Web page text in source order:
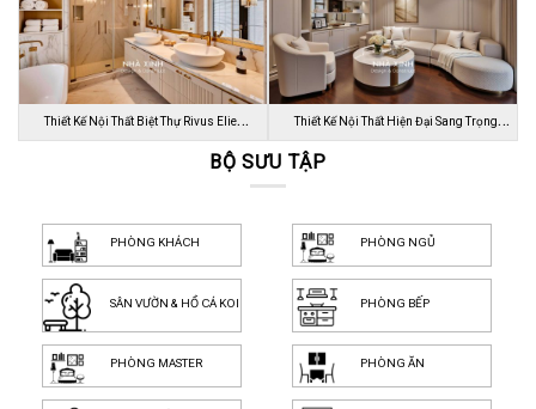
Thiết Kế Nội Thất Biệt Thự Rivus Elie Thiết Kế Nội Thất Hiện Đại Sang Trọng
Dự…
BỘ SƯU TẬP
PHÒNG KHÁCH PHÒNG NGỦ
SÂN VƯỜN & HỒ CÁ KOI PHÒNG BẾP
PHÒNG MASTER PHÒNG ĂN